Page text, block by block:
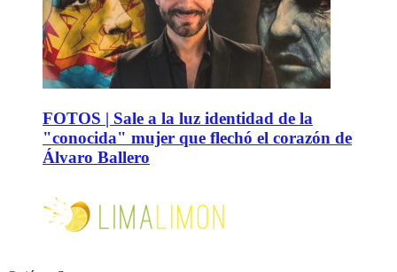
FOTOS | Sale a la luz identidad de la
"conocida" mujer que flechó el corazón de
Álvaro Ballero